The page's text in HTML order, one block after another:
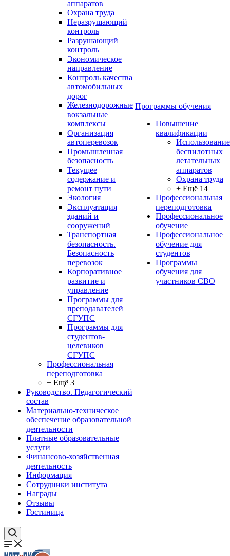
аппаратов
Охрана труда
Неразрушающий
контроль
Разрушающий
контроль
Экономическое
направление
Контроль качества
автомобильных
дорог
Железнодорожные
вокзальные
комплексы
Организация
автоперевозок
Промышленная
безопасность
Текущее
содержание и
ремонт пути
Экология
Эксплуатация
зданий и
сооружений
Транспортная
безопасность.
Безопасность
перевозок
Корпоративное
развитие и
управление
Программы для
преподавателей
СГУПС
Программы для
студентов-
целевиков
СГУПС
Профессиональная
переподготовка
+ Ещё 3
Руководство. Педагогический
состав
Материально-техническое
обеспечение образовательной
деятельности
Платные образовательные
услуги
Финансово-хозяйственная
деятельность
Информация
Сотрудники института
Награды
Отзывы
Гостиница
Программы обучения
Повышение
квалификации
Использование
беспилотных
летательных
аппаратов
Охрана труда
+ Ещё 14
Профессиональная
переподготовка
Профессиональное
обучение
Профессиональное
обучение для
студентов
Программы
обучения для
участников СВО